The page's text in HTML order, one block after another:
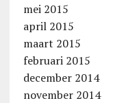
mei 2015
april 2015
maart 2015
februari 2015
december 2014
november 2014